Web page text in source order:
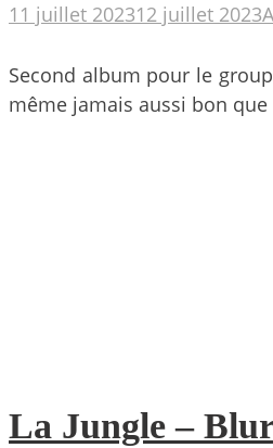
11 juillet 202312 juillet 2023
Second album pour le
même jamais aussi bon
La Jungle –